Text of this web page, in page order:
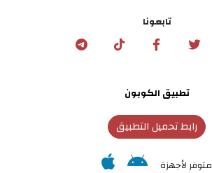
تابعونا
تطبيق الكوبون
رابط تحميل التطبيق
متوفر لأجهزة